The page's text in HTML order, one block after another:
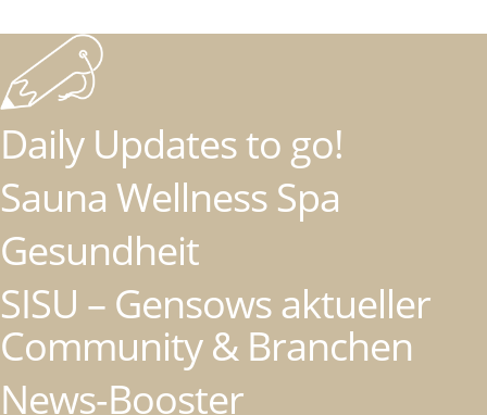
Daily Updates to go!
Sauna Wellness Spa
Gesundheit
SISU – Gensows aktueller
Community & Branchen
News-Booster